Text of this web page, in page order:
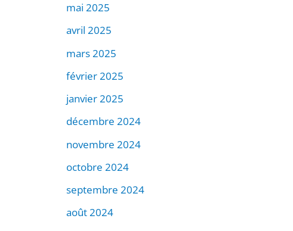
mai 2025
avril 2025
mars 2025
février 2025
janvier 2025
décembre 2024
novembre 2024
octobre 2024
septembre 2024
août 2024